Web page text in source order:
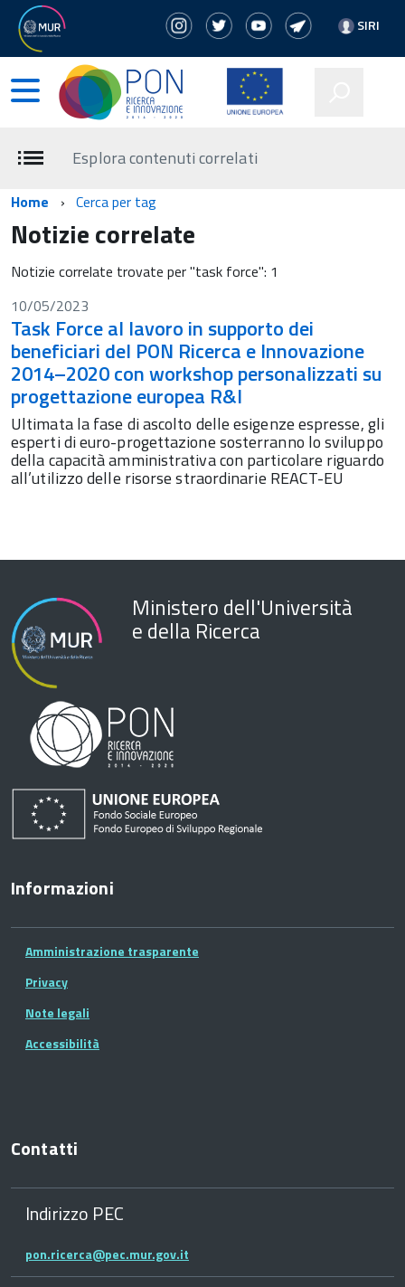
SIRI
Esplora contenuti correlati
Home Cerca per tag
Notizie correlate
Notizie correlate trovate per "task force": 1
10/05/2023
Task Force al lavoro in supporto dei
beneficiari del PON Ricerca e Innovazione
2014–2020 con workshop personalizzati su
progettazione europea R&I
Ultimata la fase di ascolto delle esigenze espresse, gli
esperti di euro-progettazione sosterranno lo sviluppo
della capacità amministrativa con particolare riguardo
all’utilizzo delle risorse straordinarie REACT-EU
Ministero dell'Università
e della Ricerca
Informazioni
Amministrazione trasparente
Privacy
Note legali
Accessibilità
Contatti
Indirizzo PEC
pon.ricerca@pec.mur.gov.it